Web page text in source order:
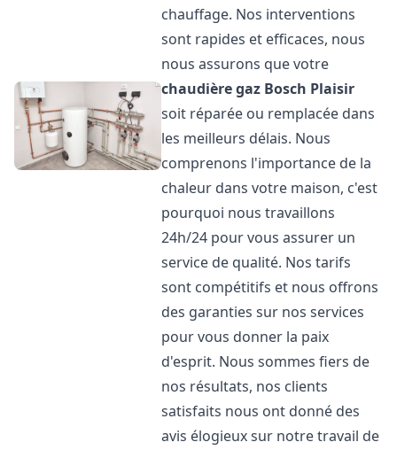
chauffage. Nos interventions
sont rapides et efficaces, nous
nous assurons que votre
chaudière gaz Bosch Plaisir
soit réparée ou remplacée dans
les meilleurs délais. Nous
comprenons l'importance de la
chaleur dans votre maison, c'est
pourquoi nous travaillons
24h/24 pour vous assurer un
service de qualité. Nos tarifs
sont compétitifs et nous offrons
des garanties sur nos services
pour vous donner la paix
d'esprit. Nous sommes fiers de
nos résultats, nos clients
satisfaits nous ont donné des
avis élogieux sur notre travail de